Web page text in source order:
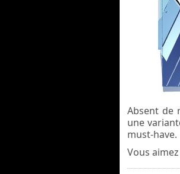
Absent de
une
must-have.
Vous aimez